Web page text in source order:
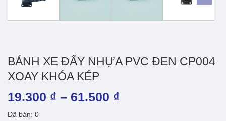
BÁNH XE ĐẨY NHỰA PVC ĐEN CP004
XOAY KHÓA KÉP
19.300 ₫ – 61.500 ₫
Đã bán: 0